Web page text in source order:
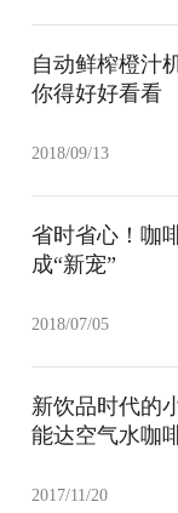
自动鲜榨橙汁
你得好好看看
2018/09/13
省时省心！咖
成“新宠”
2018/07/05
新饮品时代
能达空气水咖
2017/11/20